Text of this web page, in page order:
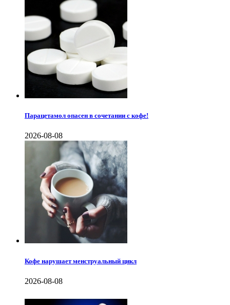
Парацетамол опасен в сочетании с кофе!
2026-08-08
Кофе нарушает менструальный цикл
2026-08-08